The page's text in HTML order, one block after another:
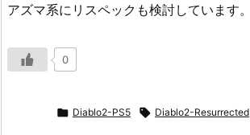
アズマ系にリスペックも検討しています。
0
 Diablo2-PS5  Diablo2-Resurrected